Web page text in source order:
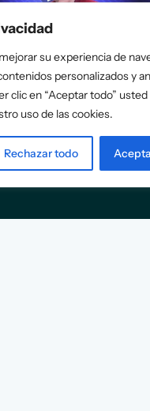
su experiencia de
personalizados y
clic en “Aceptar todo” usted
uso de las cookies.
Rechazar todo
a
rebajas
y construir